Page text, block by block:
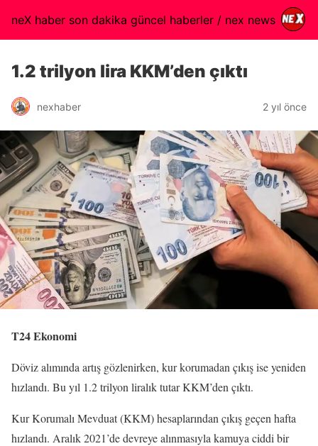
neX haber son dakika güncel haberler / nex news
1.2 trilyon lira KKM’den çıktı
nexhaber 2 yıl önce
T24 Ekonomi
Döviz alımında artış gözlenirken, kur korumadan çıkış ise yeniden
hızlandı. Bu yıl 1.2 trilyon liralık tutar KKM’den çıktı.
Kur Korumalı Mevduat (KKM) hesaplarından çıkış geçen hafta
hızlandı. Aralık 2021’de devreye alınmasıyla kamuya ciddi bir